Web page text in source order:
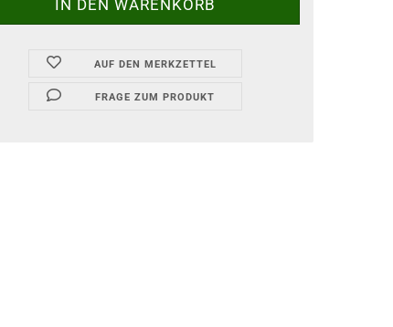
AUF DEN MERKZETTEL
FRAGE ZUM PRODUKT